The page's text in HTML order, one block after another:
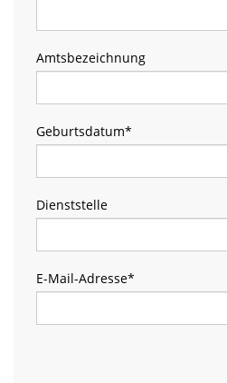
Amtsbezeichnung
Geburtsdatum*
Dienststelle
E-Mail-Adresse*